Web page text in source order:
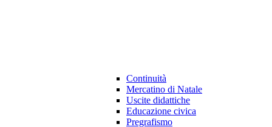
Continuità
Mercatino di Natale
Uscite didattiche
Educazione civica
Pregrafismo